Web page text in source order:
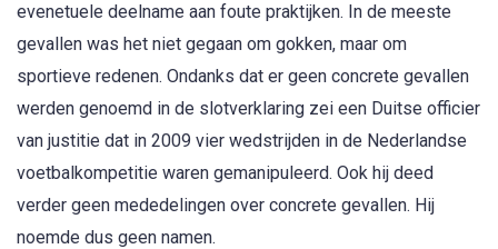
evenetuele deelname aan foute praktijken. In de meeste
gevallen was het niet gegaan om gokken, maar om
sportieve redenen. Ondanks dat er geen concrete gevallen
werden genoemd in de slotverklaring zei een Duitse officier
van justitie dat in 2009 vier wedstrijden in de Nederlandse
voetbalkompetitie waren gemanipuleerd. Ook hij deed
verder geen mededelingen over concrete gevallen. Hij
noemde dus geen namen.